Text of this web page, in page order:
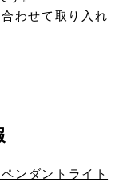
わせて取り入れ
ンダントライト